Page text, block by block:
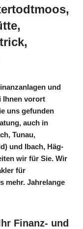
und
Ihnen vorort
uns gefunden
auch in
Tunau,
und Ibach, Häg-
wir für Sie. Wir
für
mehr. Jahrelange
Finanz- und